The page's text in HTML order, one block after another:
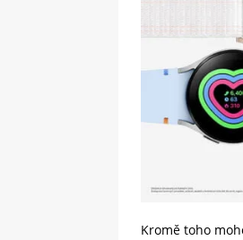
Kromě toho